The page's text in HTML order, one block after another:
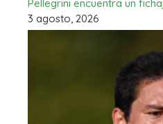
Pellegrini encuentra un
3 agosto, 2026